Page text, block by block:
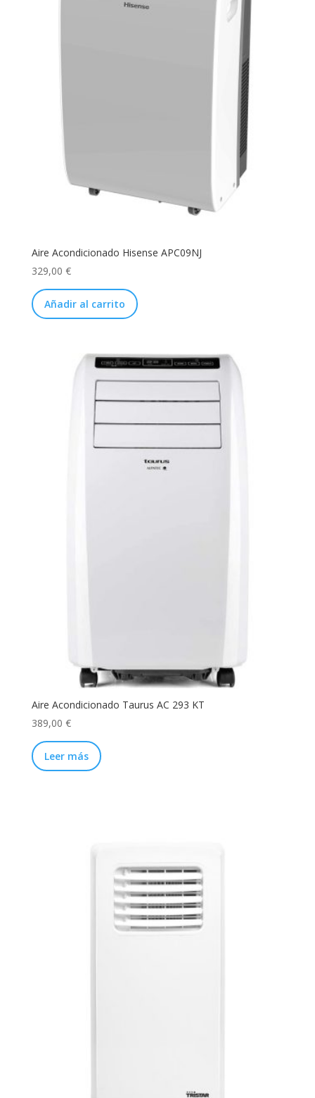
Aire Acondicionado Hisense APC09NJ
329,00 €
Añadir al carrito
Aire Acondicionado Taurus AC 293 KT
389,00 €
Leer más